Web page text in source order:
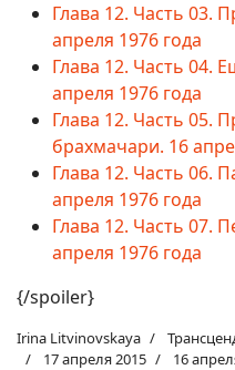
Глава 12. Часть 03.
апреля 1976 года
Глава 12. Часть 04.
апреля 1976 года
Глава 12. Часть 05.
брахмачари. 16
Глава 12. Часть 06.
апреля 1976 года
Глава 12. Часть 07.
апреля 1976 года
{/spoiler}
Irina Litvinovskaya
17 апреля 2015
16